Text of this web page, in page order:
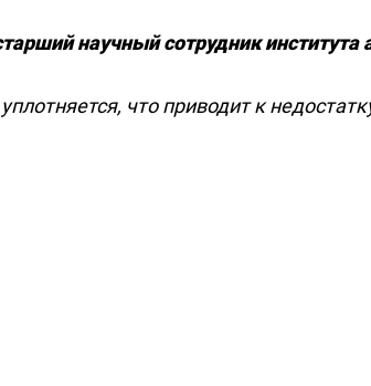
научный сотрудник
что приводит к